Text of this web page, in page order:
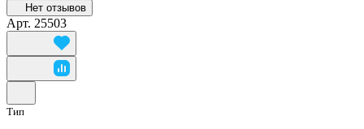
Нет отзывов
Арт. 25503
Тип